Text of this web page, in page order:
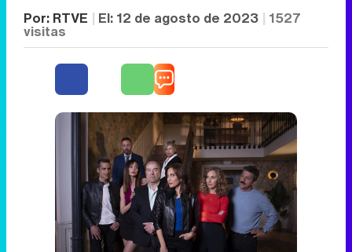
Por: RTVE El: 12 de agosto de 2023 1527
visitas